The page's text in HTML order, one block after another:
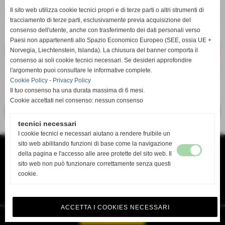
remove_circle
qt. non disponibile
090003010209
Non disponibile
AVVISA QUANDO DISPONIBILE
TANDA SERVICE di TANDA MAURO
VIA DEL RISORGIMENTO 138 B
O9134 CAGLIARI CA
TEL. 070 4618636
Realizzazione siti web www.sitoper.it
Il sito web utilizza cookie tecnici propri e di terze parti o altri strumenti di
tracciamento di terze parti, esclusivamente previa acquisizione del
consenso dell'utente, anche con trasferimento dei dati personali verso
Paesi non appartenenti allo Spazio Economico Europeo (SEE, ossia UE +
Norvegia, Liechtenstein, Islanda). La chiusura del banner comporta il
consenso ai soli cookie tecnici necessari. Se desideri approfondire
l'argomento puoi consultare le informative complete.
Cookie Policy - Privacy Policy
Il tuo consenso ha una durata massima di 6 mesi.
Cookie accettati nel consenso: nessun consenso
tecnici necessari
I cookie tecnici e necessari aiutano a rendere fruibile un
sito web abilitando funzioni di base come la navigazione
della pagina e l'accesso alle aree protette del sito web. Il
sito web non può funzionare correttamente senza questi
cookie.
ACCETTA I COOKIES NECESSARI
GESTISCI IL TUO SITO